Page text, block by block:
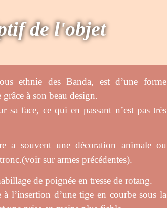
de l'objet
ethnie des Banda, est d’une forme
grâce à son beau design.
sa face, ce qui en passant n’est pas très
a souvent une décoration animale ou
sur armes précédentes).
de poignée en tresse de rotang.
à l’insertion d’une tige en courbe sous la